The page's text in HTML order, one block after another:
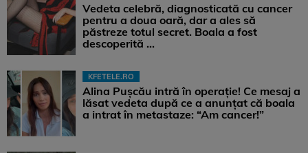
Vedeta celebră, diagnosticată cu cancer
pentru a doua oară, dar a ales să
păstreze totul secret. Boala a fost
descoperită ...
KFETELE.RO
Alina Pușcău intră în operație! Ce mesaj a
lăsat vedeta după ce a anunțat că boala
a intrat în metastaze: “Am cancer!”